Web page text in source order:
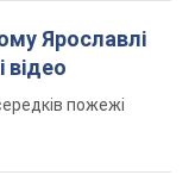
Ярославлі
відео
пожежі